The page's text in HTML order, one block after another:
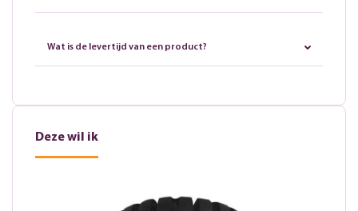
Wat is de levertijd van een product?
Deze wil ik